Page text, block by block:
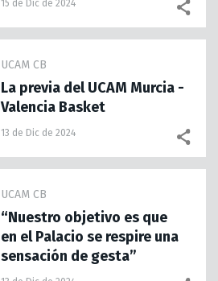
15 de Dic de 2024
UCAM CB
La previa del UCAM Murcia -
Valencia Basket
13 de Dic de 2024
UCAM CB
“Nuestro objetivo es que
en el Palacio se respire una
sensación de gesta”